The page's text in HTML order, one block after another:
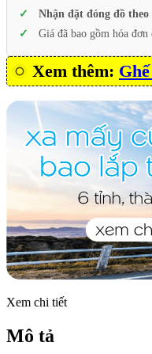
Nhận đặt đóng đồ
Giá đã bao gồm hóa
Xem thêm:
Xem chi tiết
Mô tả